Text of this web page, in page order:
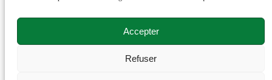
Accepter
Refuser